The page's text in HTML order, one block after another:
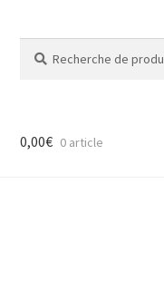
pour :
0,00€ 0 article